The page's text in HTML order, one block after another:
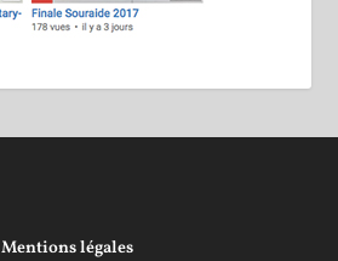
Mentions légales